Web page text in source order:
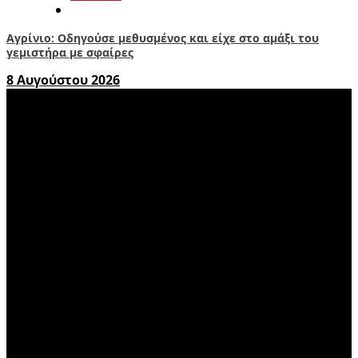
Αγρίνιο: Οδηγούσε μεθυσμένος και είχε στο αμάξι του
γεμιστήρα με σφαίρες
8 Αυγούστου 2026